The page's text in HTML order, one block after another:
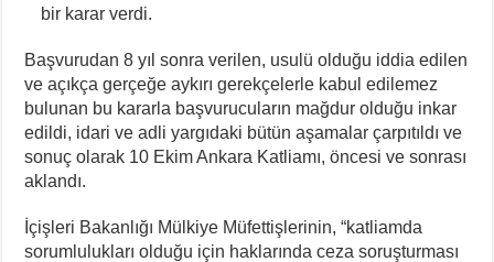
bir karar verdi.
Başvurudan 8 yıl sonra verilen, usulü olduğu iddia edilen
ve açıkça gerçeğe aykırı gerekçelerle kabul edilemez
bulunan bu kararla başvurucuların mağdur olduğu inkar
edildi, idari ve adli yargıdaki bütün aşamalar çarpıtıldı ve
sonuç olarak 10 Ekim Ankara Katliamı, öncesi ve sonrası
aklandı.
İçişleri Bakanlığı Mülkiye Müfettişlerinin, “katliamda
sorumlulukları olduğu için haklarında ceza soruşturması